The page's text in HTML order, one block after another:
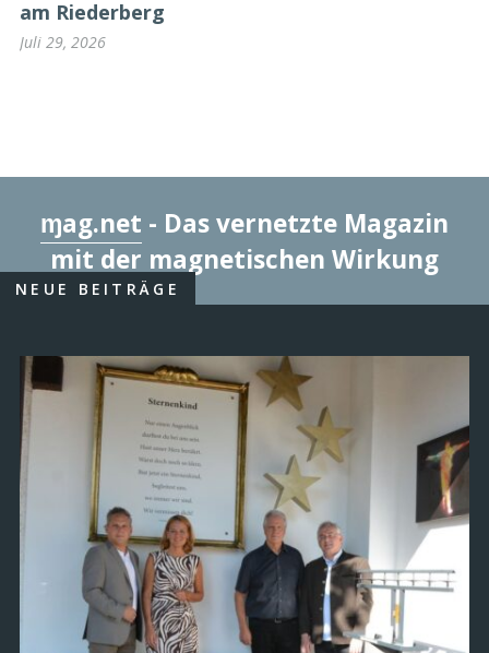
am Riederberg
Juli 29, 2026
ɱag.net - Das vernetzte Magazin
mit der magnetischen Wirkung
NEUE BEITRÄGE